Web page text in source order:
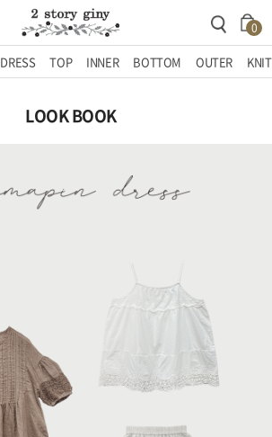
0
DRESS TOP INNER BOTTOM OUTER KNIT
LOOK BOOK